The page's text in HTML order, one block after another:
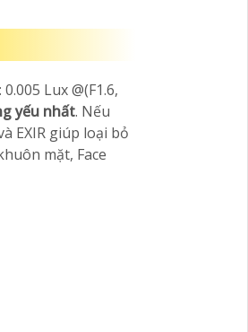
Lux @(F1.6,
yếu nhất. Nếu
EXIR giúp loại bỏ
mặt, Face